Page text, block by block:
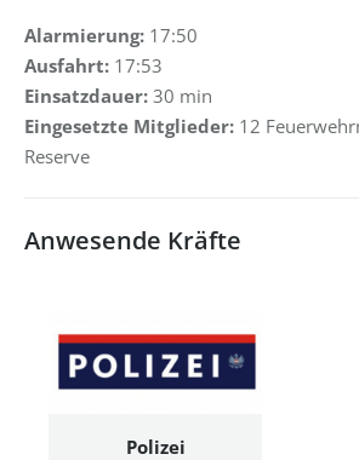
Alarmierung: 17:50
Ausfahrt: 17:53
Einsatzdauer: 30 min
Eingesetzte Mitglieder: 12
Reserve
Anwesende Kräfte
Polizei